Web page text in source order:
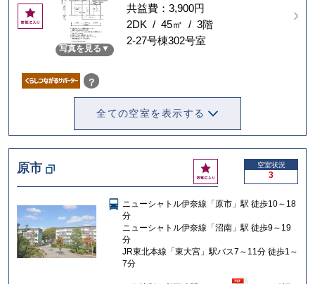
お
気
写真を見る
共益費：3,900円
2DK / 45㎡ / 3階
2-27号棟302号室
？
全ての空室を表示する
原市
お
気
入
空室状況
3
ニューシャトル伊奈線「原市」駅 徒歩10～18
分
ニューシャトル伊奈線「沼南」駅 徒歩9～19
分
JR東北本線「東大宮」駅バス7～11分 徒歩1～
7分